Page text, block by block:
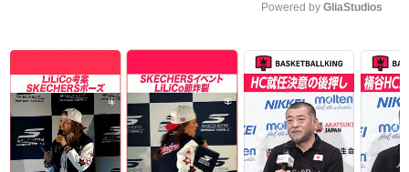
Powered by GliaStudios